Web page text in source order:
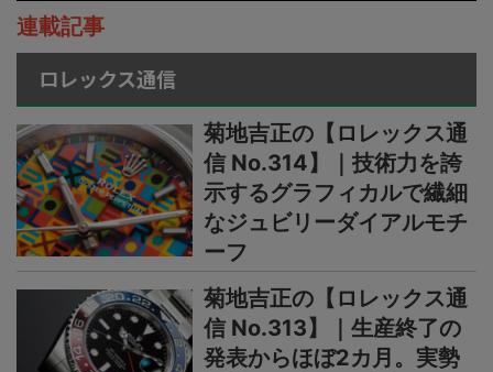
連載記事
ロレックス通信
菊地吉正の【ロレックス通
信 No.314】｜技術力を誇
示するグラフィカルで繊細
なジュビリーダイアルモチ
ーフ
菊地吉正の【ロレックス通
信 No.313】｜生産終了の
発表からほぼ2カ月。実勢